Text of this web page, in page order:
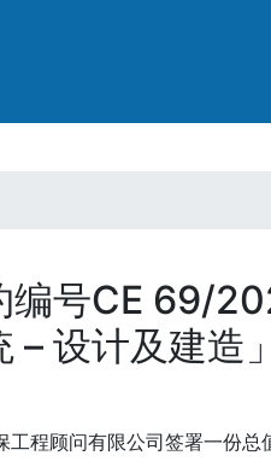
编号CE 69/
设计及建造」
工程顾问有限公司签署一份